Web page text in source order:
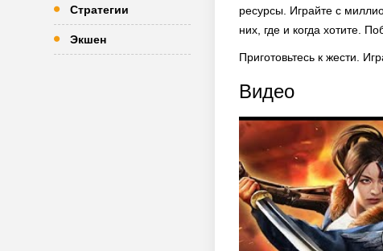
Стратегии
Экшен
ресурсы. Играйте с
них, где и когда хотите.
Приготовьтесь к жести.
Видео